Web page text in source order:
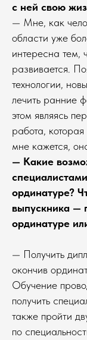
с ней свою
— Мне, как
области уже
интересна тем,
развивается.
технологии,
лечить ранние
этом являясь
работа,
мне кажется,
— Какие
ординатуре?
выпускника —
ординатуре
— Получить
окончив
Обучение
получить
также пройти
по